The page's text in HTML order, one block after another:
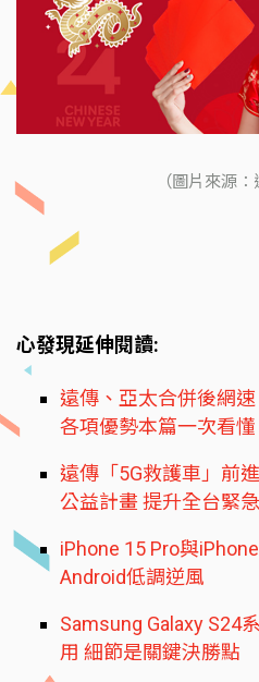
（圖片來源：
心發現延伸閱讀:
遠傳、亞太合併後網
各項優勢本篇一次看懂
遠傳「5G救護車」前
公益計畫 提升全台緊
iPhone 15 Pro與
Android低調逆風
Samsung Galaxy S24
用 細節是關鍵決勝點